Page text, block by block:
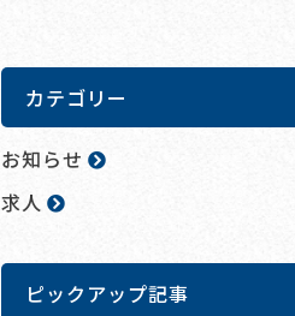
カテゴリー
お知らせ
求人
ピックアップ記事